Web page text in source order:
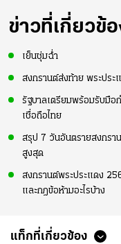
ข่าวที่เกี่ยวข้
เย็นชุ่มฉ่ำ
สงกรานต์ส่งท้าย พระประ
รัฐบาลเตรียมพร้อมรับมือ
เชื่อถือไทย
สรุป 7 วันอันตรายสงกร
สูงสุด
สงกรานต์พระประแดง
และกฎข้อห้ามอะไรบ้าง
แท็กที่เกี่ยวข้อง